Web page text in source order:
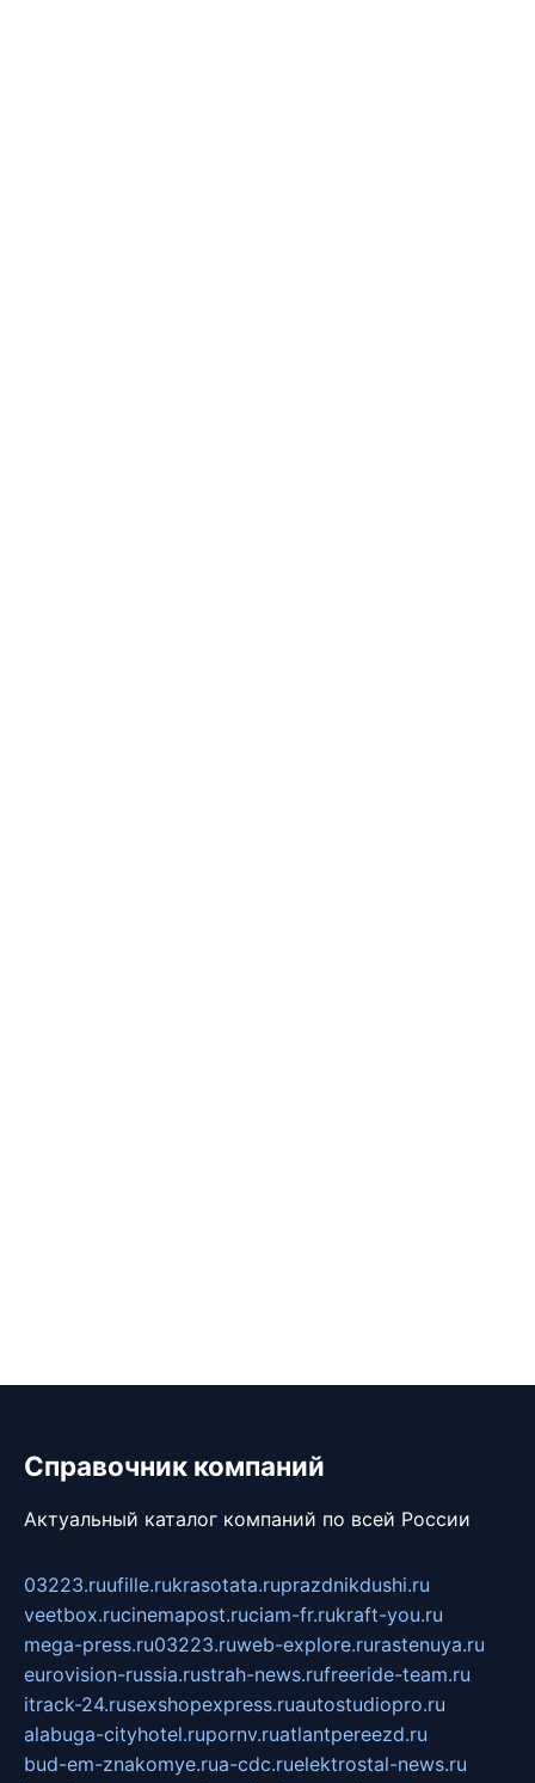
Справочник компаний
Актуальный каталог компаний по всей России
03223.ruufille.rukrasotata.ruprazdnikdushi.ru
veetbox.rucinemapost.ruciam-fr.rukraft-you.ru
mega-press.ru03223.ruweb-explore.rurastenuya.ru
eurovision-russia.rustrah-news.rufreeride-team.ru
itrack-24.rusexshopexpress.ruautostudiopro.ru
alabuga-cityhotel.rupornv.ruatlantpereezd.ru
bud-em-znakomye.rua-cdc.ruelektrostal-news.ru